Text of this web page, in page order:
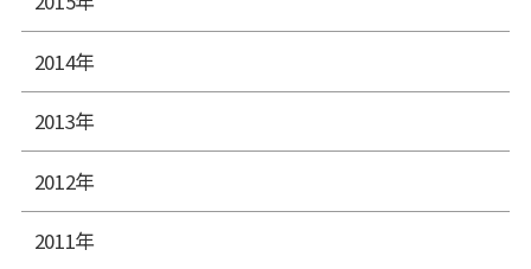
2014年
2013年
2012年
2011年